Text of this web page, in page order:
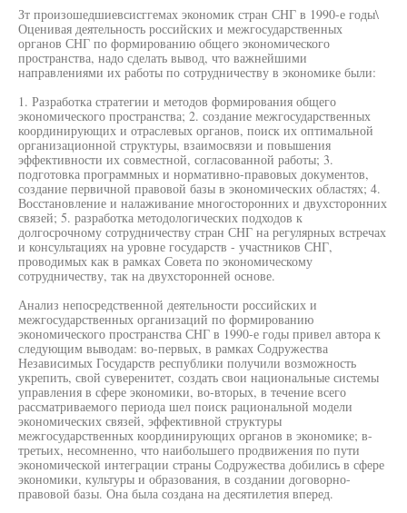
Зт произошедшиевсисггемах экономик стран СНГ в 1990-е годы\
Оценивая деятельность российских и межгосударственных
органов СНГ по формированию общего экономического
пространства, надо сделать вывод, что важнейшими
направлениями их работы по сотрудничеству в экономике были:
1. Разработка стратегии и методов формирования общего
экономического пространства; 2. создание межгосударственных
координирующих и отраслевых органов, поиск их оптимальной
организационной структуры, взаимосвязи и повышения
эффективности их совместной, согласованной работы; 3.
подготовка программных и нормативно-правовых документов,
создание первичной правовой базы в экономических областях; 4.
Восстановление и налаживание многосторонних и двухсторонних
связей; 5. разработка методологических подходов к
долгосрочному сотрудничеству стран СНГ на регулярных встречах
и консультациях на уровне государств - участников СНГ,
проводимых как в рамках Совета по экономическому
сотрудничеству, так на двухсторонней основе.
Анализ непосредственной деятельности российских и
межгосударственных организаций по формированию
экономического пространства СНГ в 1990-е годы привел автора к
следующим выводам: во-первых, в рамках Содружества
Независимых Государств республики получили возможность
укрепить, свой суверенитет, создать свои национальные системы
управления в сфере экономики, во-вторых, в течение всего
рассматриваемого периода шел поиск рациональной модели
экономических связей, эффективной структуры
межгосударственных координирующих органов в экономике; в-
третьих, несомненно, что наибольшего продвижения по пути
экономической интеграции страны Содружества добились в сфере
экономики, культуры и образования, в создании договорно-
правовой базы. Она была создана на десятилетия вперед.